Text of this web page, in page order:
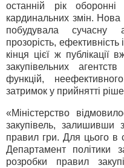
останній рік
кардинальних змін. Нова
побудувала сучасну
прозорість,
кінця цієї ж
закупівельних
функцій,
затримок у прийнятті
«Міністерство
закупівель,
правил гри. Для цього в
Департамент політики
розробки правил